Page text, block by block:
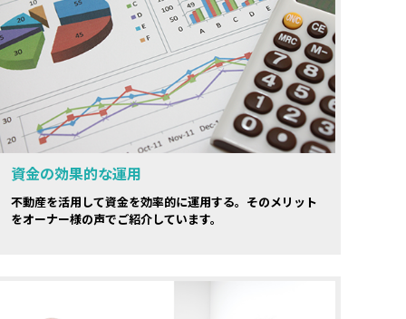
資金の効果的な運用
不動産を活用して資金を効率的に運用する。そのメリット
をオーナー様の声でご紹介しています。